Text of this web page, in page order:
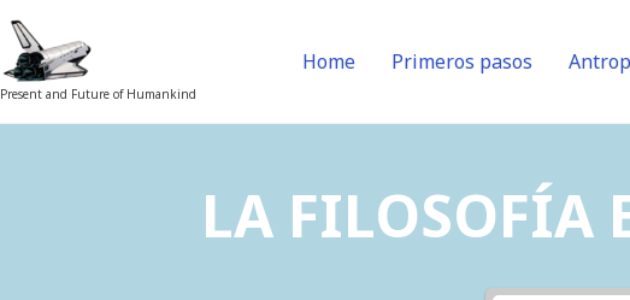
Skip
to
content
Present and Future of Humankind
Home Primeros pasos
LA FILOSOFÍA